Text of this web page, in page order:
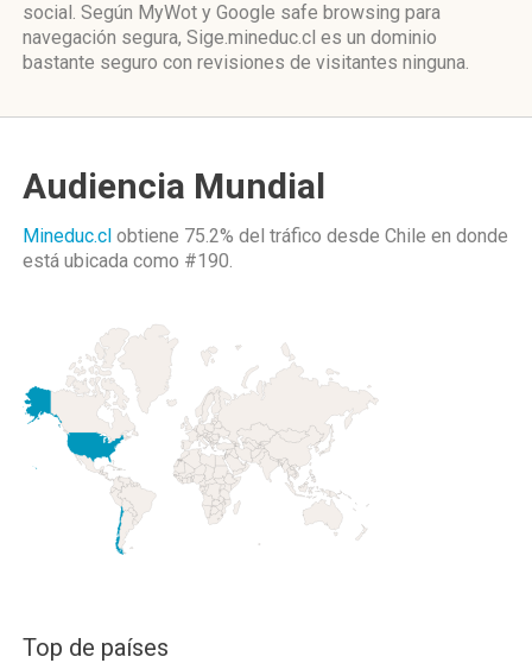
social. Según MyWot y Google safe browsing para
navegación segura, Sige.mineduc.cl es un dominio
bastante seguro con revisiones de visitantes ninguna.
Audiencia Mundial
Mineduc.cl obtiene 75.2% del tráfico desde Chile en donde
está ubicada como #190.
Top de países